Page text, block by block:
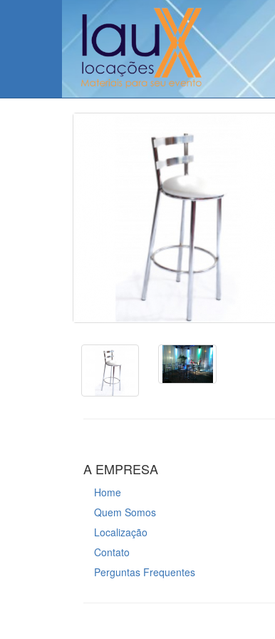
A EMPRESA
Home
Quem Somos
Localização
Contato
Perguntas Frequentes